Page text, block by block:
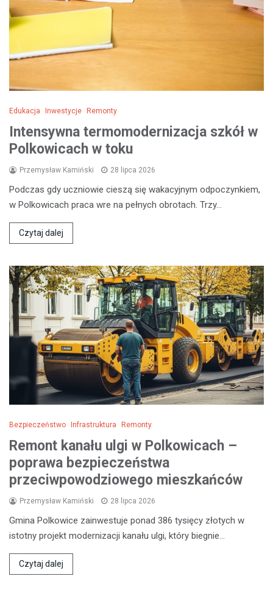
Edukacja Inwestycje Remonty
Intensywna termomodernizacja szkół w
Polkowicach w toku
Przemysław Kamiński 28 lipca 2026
Podczas gdy uczniowie cieszą się wakacyjnym odpoczynkiem,
w Polkowicach praca wre na pełnych obrotach. Trzy…
Czytaj dalej
Bezpieczeństwo Infrastruktura Remonty
Remont kanału ulgi w Polkowicach –
poprawa bezpieczeństwa
przeciwpowodziowego mieszkańców
Przemysław Kamiński 28 lipca 2026
Gmina Polkowice zainwestuje ponad 386 tysięcy złotych w
istotny projekt modernizacji kanału ulgi, który biegnie…
Czytaj dalej